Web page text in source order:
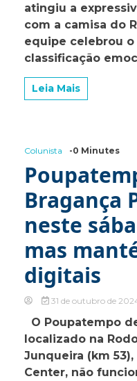
atingiu a
com a camisa do
equipe celebrou
classificação
Leia Mais
Colunista -0 Minutes
Bragança
neste
mas
digitais
31 de outubro de
O Poupatempo
localizado na
Junqueira (km
Center, não